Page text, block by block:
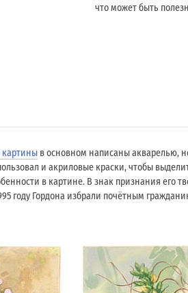
что может быть
картины в основном написаны акварелью,
и акриловые краски, чтобы
в картине. В знак признания его
году Гордона избрали почётным